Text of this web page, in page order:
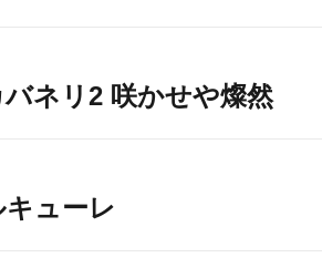
ネリ2 咲かせや燦然
ューレ